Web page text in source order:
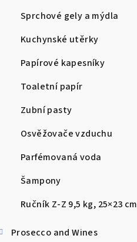
Sprchové gely a mýdla
Kuchynské utěrky
Papírové kapesníky
Toaletní papír
Zubní pasty
Osvěžovače vzduchu
Parfémovaná voda
Šampony
Ručník Z-Z 9,5 kg, 25×23 cm
Prosecco and Wines